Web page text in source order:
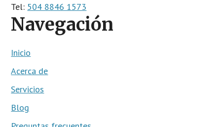
Tel: 504 8846 1573
Navegación
Inicio
Acerca de
Servicios
Blog